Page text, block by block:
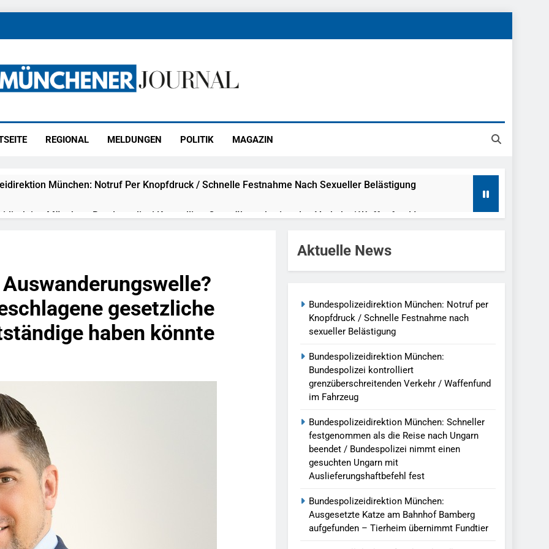
REGIONAL MELDUNGEN POLITIK MAGAZIN
München: Notruf Per Knopfdruck / Schnelle Festnahme Nach Sexueller Belästigung
München: Bundespolizei Kontrolliert Grenzüberschreitenden Verkehr / Waffenfund Im
München: Schneller Festgenommen Als Die Reise Nach Ungarn Beendet / Bundespolizei Nimmt
München: Ausgesetzte Katze Am Bahnhof Bamberg Aufgefunden – Tierheim Übernimmt
Auf: Schrotthändler Erschleicht Rund 45.000 Euro Sozialleistungen Ermittlungen Der Finanzkontrolle
München: Europaweit Gesuchtes Mitglied Einer Kriminellen Vereinigung Geht Ins Netz –
Europäischen Auslieferungshaftbefehl
München: Update Zu Den Einsatzmaßnahmen Der Bundespolizei In Saarbrücken
München: Beinahekollision An Bahnübergang In Aubing / Bundespolizei Ermittelt Wegen
In Den Bahnverkehr
München: Couragierte Zeugen Halten Tatverdächtigen Fest / Mann Nach Gleissturz Verletzt
In Stillgelegtem Bahngebäude (Sendling)
gesetzliche
haben könnte
Aktuelle News
Bundespolizeidirektion München: Notruf per
Knopfdruck / Schnelle Festnahme nach
sexueller Belästigung
Bundespolizeidirektion München:
Bundespolizei kontrolliert
grenzüberschreitenden Verkehr / Waffenfund
im Fahrzeug
Bundespolizeidirektion München: Schneller
festgenommen als die Reise nach Ungarn
beendet / Bundespolizei nimmt einen
gesuchten Ungarn mit
Auslieferungshaftbefehl fest
Bundespolizeidirektion München:
Ausgesetzte Katze am Bahnhof Bamberg
aufgefunden – Tierheim übernimmt Fundtier